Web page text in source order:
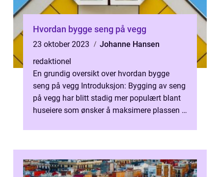
Hvordan bygge seng på vegg
23 oktober 2023
Johanne Hansen
redaktionel
En grundig oversikt over hvordan bygge
seng på vegg Introduksjon: Bygging av seng
på vegg har blitt stadig mer populært blant
huseiere som ønsker å maksimere plassen i